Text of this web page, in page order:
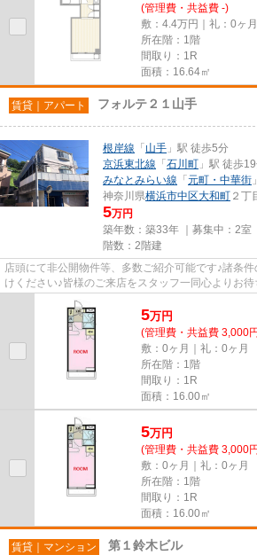
(管理費・共益費 -)
敷：4.4万円｜礼：0ヶ月
所在階：1階
間取り：1R
面積：16.64㎡
賃貸｜アパート フォルテ２１山手
根岸線 「 山手 」駅 徒歩5分
京浜東北線 「 石川町 」駅 徒歩
みなとみらい線 「 元町・中華街
神奈川県横浜市中区大和町 ２丁
5万円
築年数：築33年 ｜募集中： 2室
階数：2階建
店頭にて非公開物件等、多数ご紹介可能です♪諸条
けください♪皆様のご来店をスタッフ一同心よりお待
5万円
(管理費・共益費 3,000
敷：0ヶ月｜礼：0ヶ月
所在階：1階
間取り：1R
面積：16.00㎡
5万円
(管理費・共益費 3,000
敷：0ヶ月｜礼：0ヶ月
所在階：1階
間取り：1R
面積：16.00㎡
賃貸｜マンション 第１鈴木ビル